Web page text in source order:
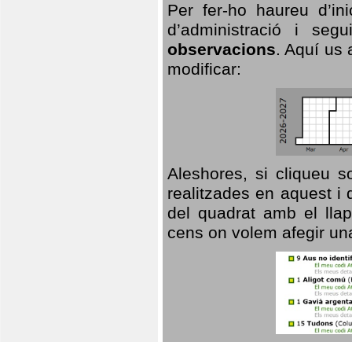
Per fer-ho haureu
d’administració i
observacions. Aquí us
modificar:
Aleshores, si cliqueu
realitzades en aquest i
del quadrat amb el
cens on volem afegir